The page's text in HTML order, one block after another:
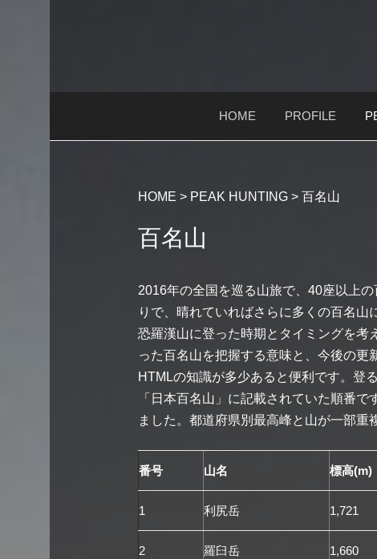
ツ
ス
HOME PROFILE
HOME > PEAK HUNTING > 百名山
百名山
2016年の全国を巡る山旅で、40座以上
りで、晴れていればさらに多くの百名
恐羅漢山に登った時期とタイミングを考
った百名山を把握する意味と、今後の更
HTMLの知識が多少あると便利です。登
「日本百名山」に記載されていた順番で
ました。都道府県別最高峰と山が一部重
番号 山名 標高(m)
1 利尻岳 1,721
2 羅臼岳 1,660